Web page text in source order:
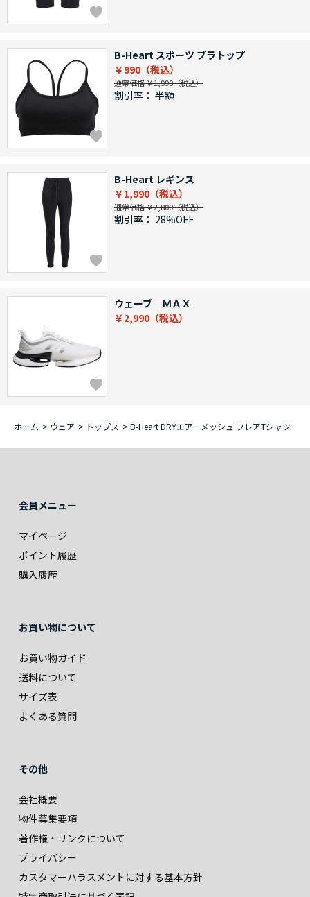
B-Heart スポーツ ブラトップ
￥990
通常価格 ￥1,990
割引率： 半額
B-Heart レギンス
￥1,990
通常価格 ￥2,800
割引率： 28%OFF
ウェーブ ＭＡＸ
￥2,990
ホーム > ウェア > トップス > B-Heart DRYエアーメッシュ フレアTシャツ
会員メニュー
マイページ
ポイント履歴
購入履歴
お買い物について
お買い物ガイド
送料について
サイズ表
よくある質問
その他
会社概要
物件募集要項
著作権・リンクについて
プライバシー
カスタマーハラスメントに対する基本方針